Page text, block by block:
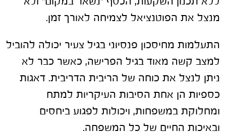
מנצל את הפוטנציאל לצמיחה לאורך זמן.
התעלמות מחיסכון פנסיוני בגיל צעיר יכולה להוביל
למצב קשה מאוד בגיל הפרישה, כאשר כבר לא
ניתן לנצל את כוחה של הריבית הדריבית. דאגות
כספיות הן אחת הסיבות העיקריות למתח
ומחלוקת במשפחות, ויכולות לפגוע ביחסים
ובאיכות החיים של כל המשפחה.